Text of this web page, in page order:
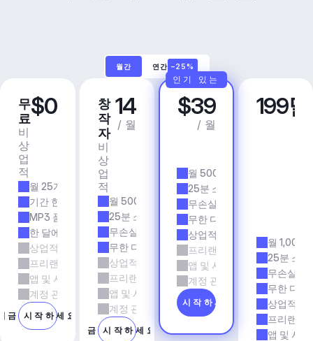
월간 연간 –25%
무
료
비
상
업
적
$0
월 25개 트랙
기간 한정
MP3 품질
한 달에 5회 다운로드
상업적 사용
프리랜서 및 에이전시 업무
앱 및 서비스
계정 관리자 지원
금 시작하세요
창
작
자
비
상
업
적
14
/ 월
월 500개 트랙
25분 소요 시간
무손실 품질
무한 다운로드
상업적 사용
프리랜서 및 에이전시 업무
앱 및 서비스
계정 관리자 지원
지금 시작하세요
프
로
$39
/ 월
월 500개 트랙
25분 소요 시간
무손실 품질
무한 다운로드
상업적 사용
프리랜서 및 에이전시 업무
앱 및 서비스
계정 관리자 지원
지금 시작하세요
인기 있는
비
즈
199
월 1,000
25분 소요
무손실 품
무한 다운
상업적 사
프리랜서
앱 및 서비